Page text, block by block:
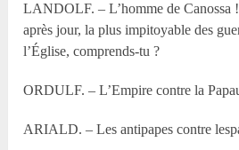
LANDOLF. – L’homme de Canossa
après jour, la plus impitoyable des
l’Église, comprends-tu ?
ORDULF. – L’Empire contre la
ARIALD. – Les antipapes contre